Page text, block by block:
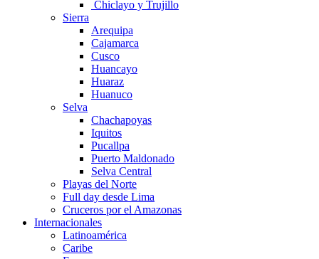
Chiclayo y Trujillo
Sierra
Arequipa
Cajamarca
Cusco
Huancayo
Huaraz
Huanuco
Selva
Chachapoyas
Iquitos
Pucallpa
Puerto Maldonado
Selva Central
Playas del Norte
Full day desde Lima
Cruceros por el Amazonas
Internacionales
Latinoamérica
Caribe